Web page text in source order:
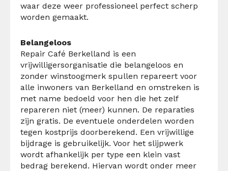
waar deze weer professioneel perfect scherp
worden gemaakt.
Belangeloos
Repair Café Berkelland is een
vrijwilligersorganisatie die belangeloos en
zonder winstoogmerk spullen repareert voor
alle inwoners van Berkelland en omstreken is
met name bedoeld voor hen die het zelf
repareren niet (meer) kunnen. De reparaties
zijn gratis. De eventuele onderdelen worden
tegen kostprijs doorberekend. Een vrijwillige
bijdrage is gebruikelijk. Voor het slijpwerk
wordt afhankelijk per type een klein vast
bedrag berekend. Hiervan wordt onder meer